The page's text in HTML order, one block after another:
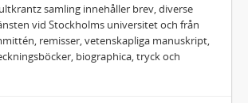
samling innehåller brev, diverse
vid Stockholms universitet och från
remisser, vetenskapliga manuskript,
biographica, tryck och